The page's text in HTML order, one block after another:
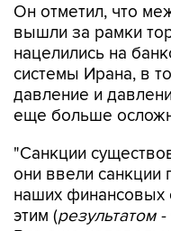
нацелились на
системы Ирана, в
давление и
еще больше
"Санкции
наших
этим (результатом
Все еще
нас в угол", -